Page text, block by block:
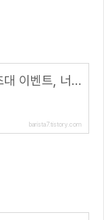
앱테크, 퍼블리시 친구초대 이벤트, 너도나도 1500원 보상( 추천코드 : G0jAwb )
barista7.tistory.com